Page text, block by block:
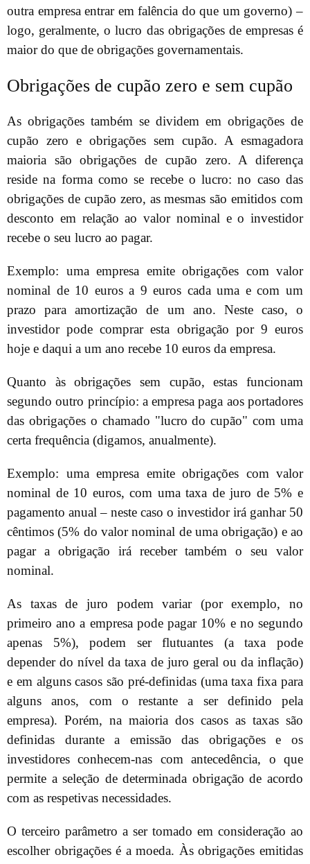
outra empresa entrar em falência do que um governo) –
logo, geralmente, o lucro das obrigações de empresas é
maior do que de obrigações governamentais.
Obrigações de cupão zero e sem cupão
As obrigações também se dividem em obrigações de
cupão zero e obrigações sem cupão. A esmagadora
maioria são obrigações de cupão zero. A diferença
reside na forma como se recebe o lucro: no caso das
obrigações de cupão zero, as mesmas são emitidos com
desconto em relação ao valor nominal e o investidor
recebe o seu lucro ao pagar.
Exemplo: uma empresa emite obrigações com valor
nominal de 10 euros a 9 euros cada uma e com um
prazo para amortização de um ano. Neste caso, o
investidor pode comprar esta obrigação por 9 euros
hoje e daqui a um ano recebe 10 euros da empresa.
Quanto às obrigações sem cupão, estas funcionam
segundo outro princípio: a empresa paga aos portadores
das obrigações o chamado "lucro do cupão" com uma
certa frequência (digamos, anualmente).
Exemplo: uma empresa emite obrigações com valor
nominal de 10 euros, com uma taxa de juro de 5% e
pagamento anual – neste caso o investidor irá ganhar 50
cêntimos (5% do valor nominal de uma obrigação) e ao
pagar a obrigação irá receber também o seu valor
nominal.
As taxas de juro podem variar (por exemplo, no
primeiro ano a empresa pode pagar 10% e no segundo
apenas 5%), podem ser flutuantes (a taxa pode
depender do nível da taxa de juro geral ou da inflação)
e em alguns casos são pré-definidas (uma taxa fixa para
alguns anos, com o restante a ser definido pela
empresa). Porém, na maioria dos casos as taxas são
definidas durante a emissão das obrigações e os
investidores conhecem-nas com antecedência, o que
permite a seleção de determinada obrigação de acordo
com as respetivas necessidades.
O terceiro parâmetro a ser tomado em consideração ao
escolher obrigações é a moeda. Às obrigações emitidas